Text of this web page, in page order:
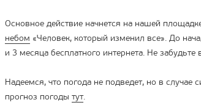
Основное действие начнется на нашей
небом «Человек, который изменил все». До
и 3 месяца бесплатного интернета. Не
Надеемся, что погода не подведет, но в случае
прогноз погоды тут.